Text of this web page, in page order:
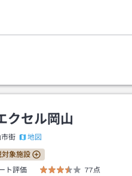
クセル岡山
市街 地図
象施設
ト評価
77点